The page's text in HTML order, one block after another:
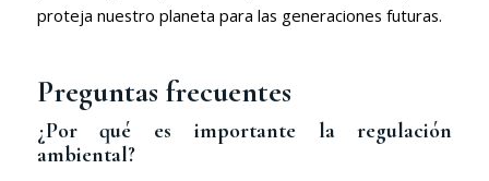
proteja nuestro planeta para las generaciones futuras.
Preguntas frecuentes
¿Por qué es importante la regulación
ambiental?